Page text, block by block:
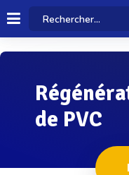
de PVC